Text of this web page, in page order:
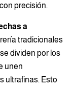
precisión.
a
tradicionales
dividen por los
unen
ultrafinas. Esto